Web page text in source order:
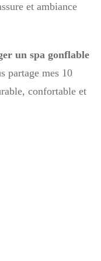
et ambiance
un spa gonflable
partage mes 10
confortable et